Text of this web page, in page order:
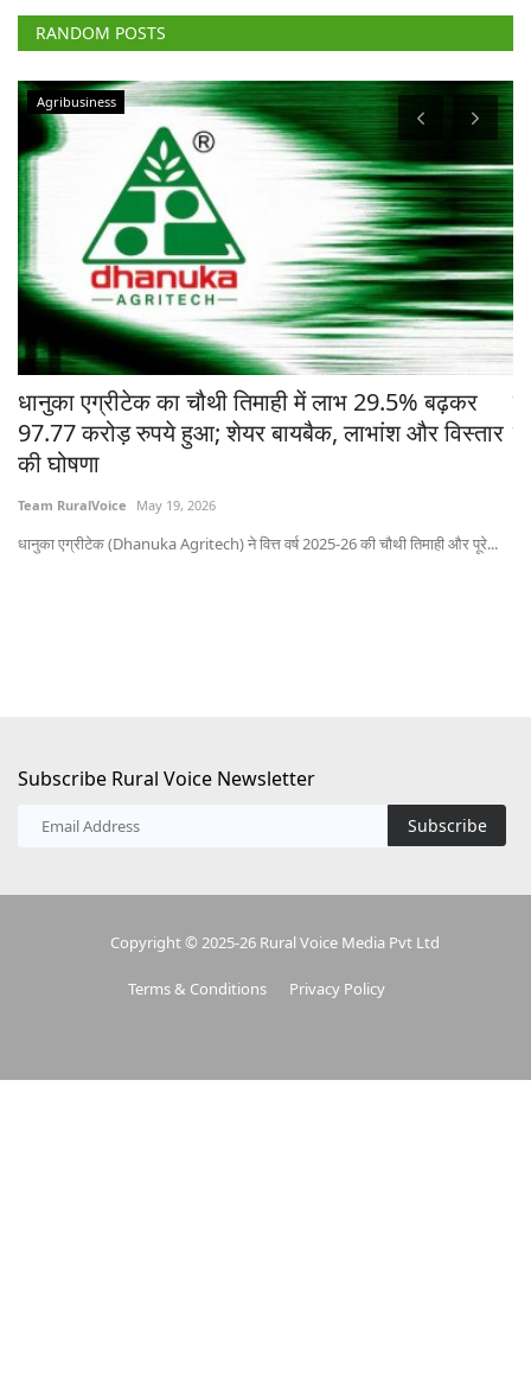
RANDOM POSTS
Agribusiness
धानुका एग्रीटेक का चौथी तिमाही में लाभ 29.5% बढ़कर
97.77 करोड़ रुपये हुआ; शेयर बायबैक, लाभांश और विस्तार
की घोषणा
Team RuralVoice May 19, 2026
धानुका एग्रीटेक (Dhanuka Agritech) ने वित्त वर्ष 2025-26 की चौथी तिमाही और पूरे...
Subscribe Rural Voice Newsletter
Subscribe
Copyright © 2025-26 Rural Voice Media Pvt Ltd
Terms & Conditions Privacy Policy